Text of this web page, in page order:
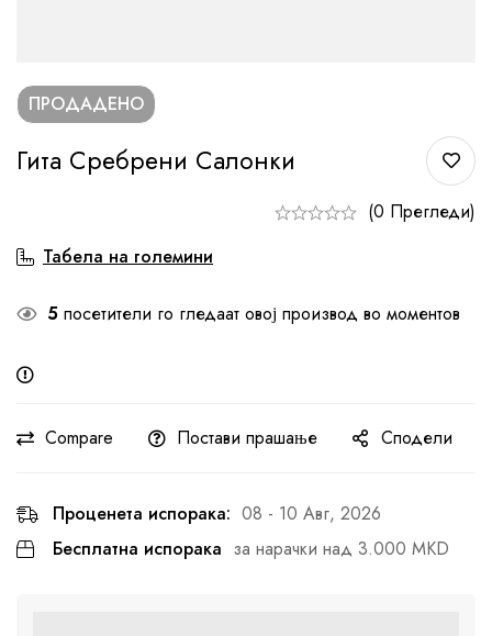
ПРОДАДЕНО
Гита Сребрени Салонки
(0 Прегледи)
Табела на големини
5 посетители го гледаат овој производ во моментов
Compare Постави прашање Сподели
Проценета испорака: 08 - 10 Авг, 2026
Бесплатна испорака за нарачки над 3.000 MKD